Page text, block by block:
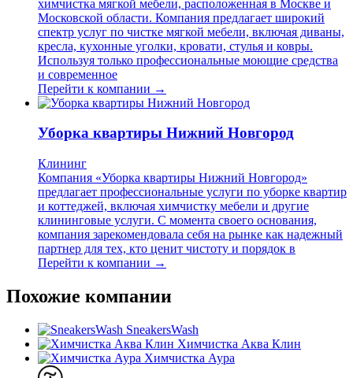
химчистка мягкой мебели, расположенная в Москве и
Московской области. Компания предлагает широкий
спектр услуг по чистке мягкой мебели, включая диваны,
кресла, кухонные уголки, кровати, стулья и ковры.
Используя только профессиональные моющие средства
и современное
Перейти к компании →
Уборка квартиры Нижний Новгород
Клининг
Компания «Уборка квартиры Нижний Новгород»
предлагает профессиональные услуги по уборке квартир
и коттеджей, включая химчистку мебели и другие
клининговые услуги. С момента своего основания,
компания зарекомендовала себя на рынке как надежный
партнер для тех, кто ценит чистоту и порядок в
Перейти к компании →
Похожие компании
SneakersWash
Химчистка Аква Клин
Химчистка Аура